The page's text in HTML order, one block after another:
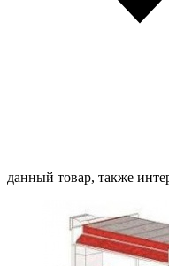
данный товар, также